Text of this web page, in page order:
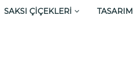
SAKSI ÇİÇEKLERİ